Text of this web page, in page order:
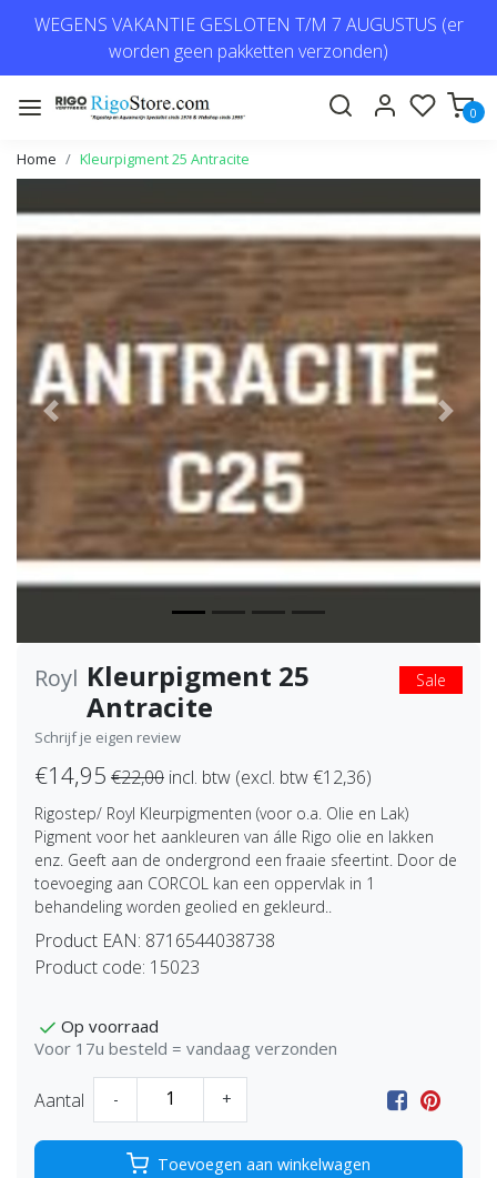
WEGENS VAKANTIE GESLOTEN T/M 7 AUGUSTUS (er
worden geen pakketten verzonden)
0
Home Kleurpigment 25 Antracite
Vorige
Royl Kleurpigment 25
Antracite
Sale
Schrijf je eigen review
€14,95 €22,00 incl. btw (excl. btw €12,36)
Rigostep/ Royl Kleurpigmenten (voor o.a. Olie en Lak)
Pigment voor het aankleuren van álle Rigo olie en lakken
enz. Geeft aan de ondergrond een fraaie sfeertint. Door de
toevoeging aan CORCOL kan een oppervlak in 1
behandeling worden geolied en gekleurd..
Product EAN: 8716544038738
Product code: 15023
Op voorraad
Voor 17u besteld = vandaag verzonden
Aantal - +
Toevoegen aan winkelwagen